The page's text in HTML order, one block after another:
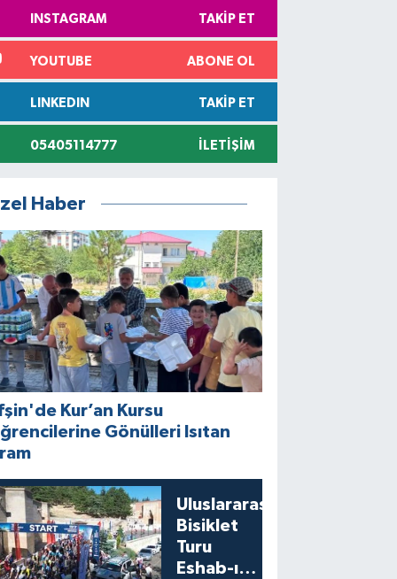
INSTAGRAM TAKIP ET
YOUTUBE ABONE OL
LINKEDIN TAKIP ET
05405114777 İLETIŞIM
Haber
Kur’an Kursu
Gönülleri Isıtan
Uluslararası
Bisiklet
Turu
Eshab-ı